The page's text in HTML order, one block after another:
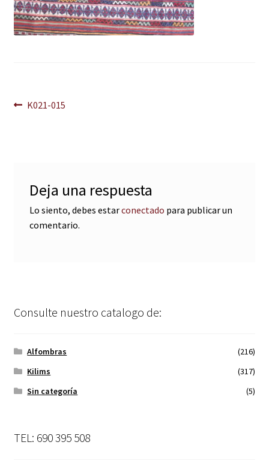
Navegación
Anterior:
K021-015
Deja una respuesta
Lo siento, debes estarconectado para publicar un
comentario.
Consulte nuestro catalogo de:
Alfombras
(216)
Kilims
(317)
Sin categoría
(5)
TEL: 690 395 508